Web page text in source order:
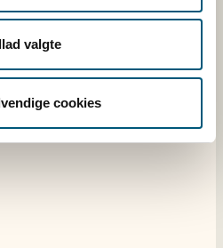
valgte
cookies